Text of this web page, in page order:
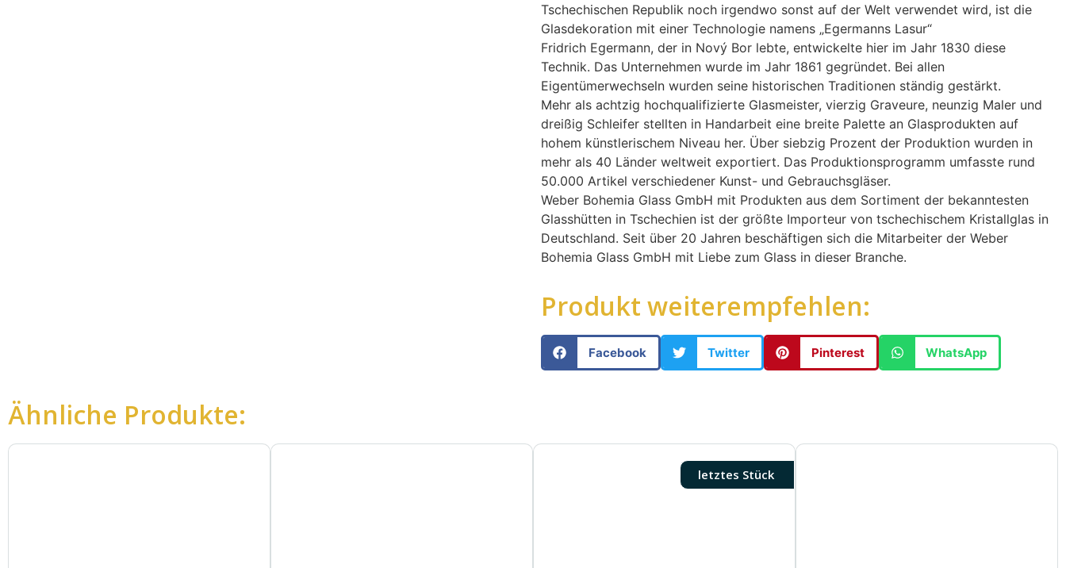
Tschechischen Republik noch irgendwo sonst auf der Welt verwendet wird, ist die
Glasdekoration mit einer Technologie namens „Egermanns Lasur“
Fridrich Egermann, der in Nový Bor lebte, entwickelte hier im Jahr 1830 diese
Technik. Das Unternehmen wurde im Jahr 1861 gegründet. Bei allen
Eigentümerwechseln wurden seine historischen Traditionen ständig gestärkt.
Mehr als achtzig hochqualifizierte Glasmeister, vierzig Graveure, neunzig Maler und
dreißig Schleifer stellten in Handarbeit eine breite Palette an Glasprodukten auf
hohem künstlerischem Niveau her. Über siebzig Prozent der Produktion wurden in
mehr als 40 Länder weltweit exportiert. Das Produktionsprogramm umfasste rund
50.000 Artikel verschiedener Kunst- und Gebrauchsgläser.
Weber Bohemia Glass GmbH mit Produkten aus dem Sortiment der bekanntesten
Glasshütten in Tschechien ist der größte Importeur von tschechischem Kristallglas in
Deutschland. Seit über 20 Jahren beschäftigen sich die Mitarbeiter der Weber
Bohemia Glass GmbH mit Liebe zum Glass in dieser Branche.
Produkt weiterempfehlen:
Facebook Twitter Pinterest WhatsApp
Ähnliche Produkte:
letztes Stück